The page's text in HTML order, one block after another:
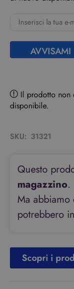
AVVISAMI
Il prodotto non
disponibile.
SKU: 31321
Questo
magazzino.
Ma
potrebbero
Scopri i